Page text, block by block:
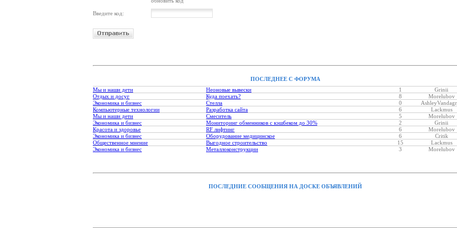
Введите код:
ПОСЛЕДНЕЕ С ФОРУМА
Мы и наши дети
Неоновые вывески 1
Grinii
Отдых и досуг
Куда поехать? 8
Morelubov
Экономика и бизнес
Стелла 0
Компьютерные технологии
Разработка сайта 6
Lackmus
Мы и наши дети
Смеситель 5
Morelubov
Экономика и бизнес
Мониторинг обменников с кэшбеком до 30% 2
Grinii
Красота и здоровье
RF лифтинг 6
Morelubov
Экономика и бизнес
Оборудование медицинское 6
Critik
Общественное мнение
Выгодное строительство 15
Lackmus
Экономика и бизнес
Металлоконструкции 3 Morelubov
ПОСЛЕДНИЕ СООБЩЕНИЯ НА ДОСКЕ ОБЪЯВЛЕНИЙ